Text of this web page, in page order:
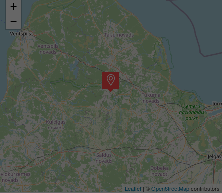
+
−
Leaflet | ©OpenStreetMapcontributors